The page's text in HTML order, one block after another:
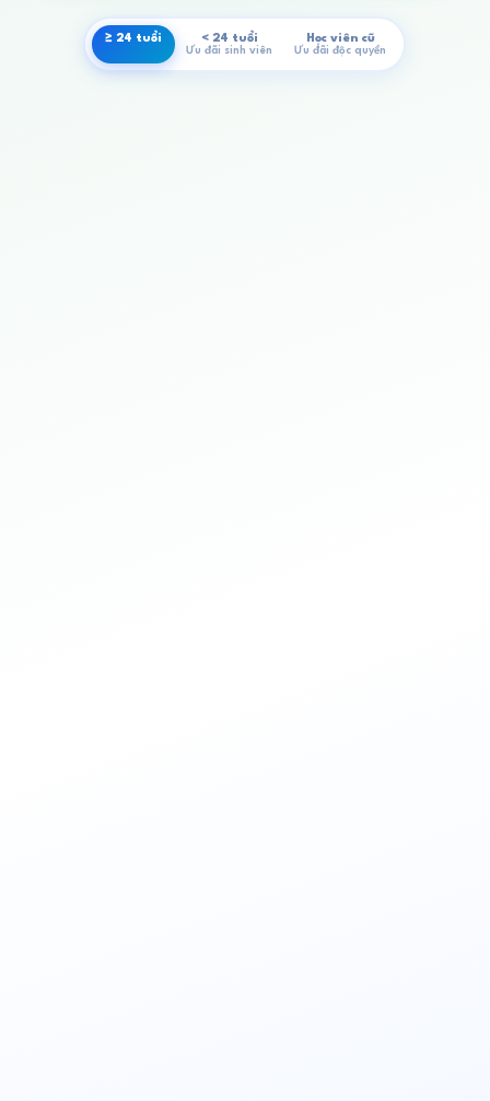
≥ 24 tuổi < 24 tuổi
Ưu đãi sinh viên
Học viên cũ
Ưu đãi độc quyền